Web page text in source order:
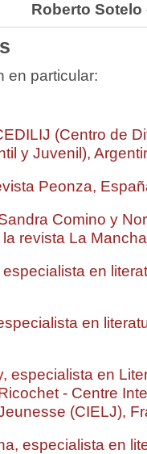
Roberto Sotelo
en particular:
(Centro de
y Juvenil),
Peonza,
Comino y
revista La
especialista en
en
especialista en
- Centre
(CIELJ),
especialista en